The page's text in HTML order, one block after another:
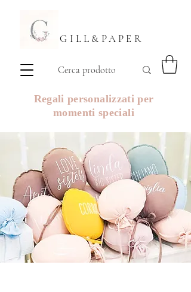
GILL&PAPER
Regali personalizzati per
momenti speciali